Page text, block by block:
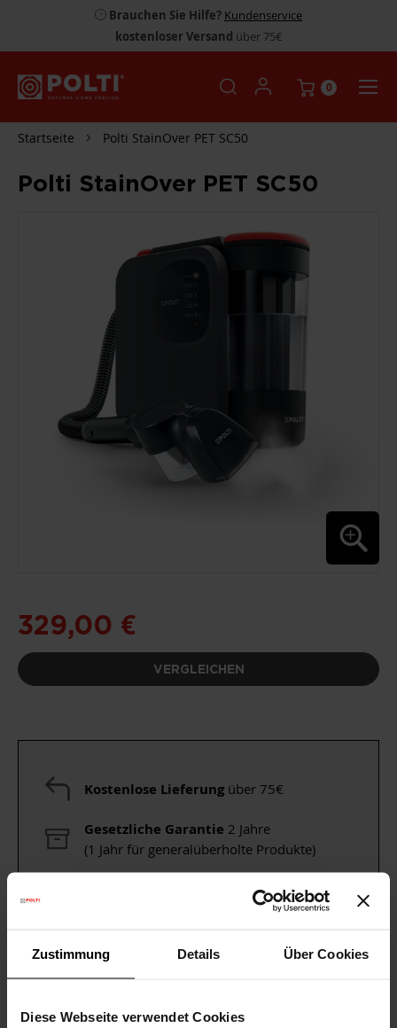
Zustimmung Details Über Cookies
Diese Webseite verwendet Cookies
Brauchen Sie Hilfe? Kundenservice
kostenloser Versand über 75€
0
Startseite Polti StainOver PET SC50
Polti StainOver PET SC50
DER
BILDGALERIE
SPRINGEN
329,00 €
VERGLEICHEN
Kostenlose Lieferung über 75€
Gesetzliche Garantie 2 Jahre
(1 Jahr für generalüberholte Produkte)
Sehen Sie sich unsere
an oder
Vom 10. bis zum 14. August wird der Versand
ausgesetzt; ab dem 17. August läuft er wieder wie